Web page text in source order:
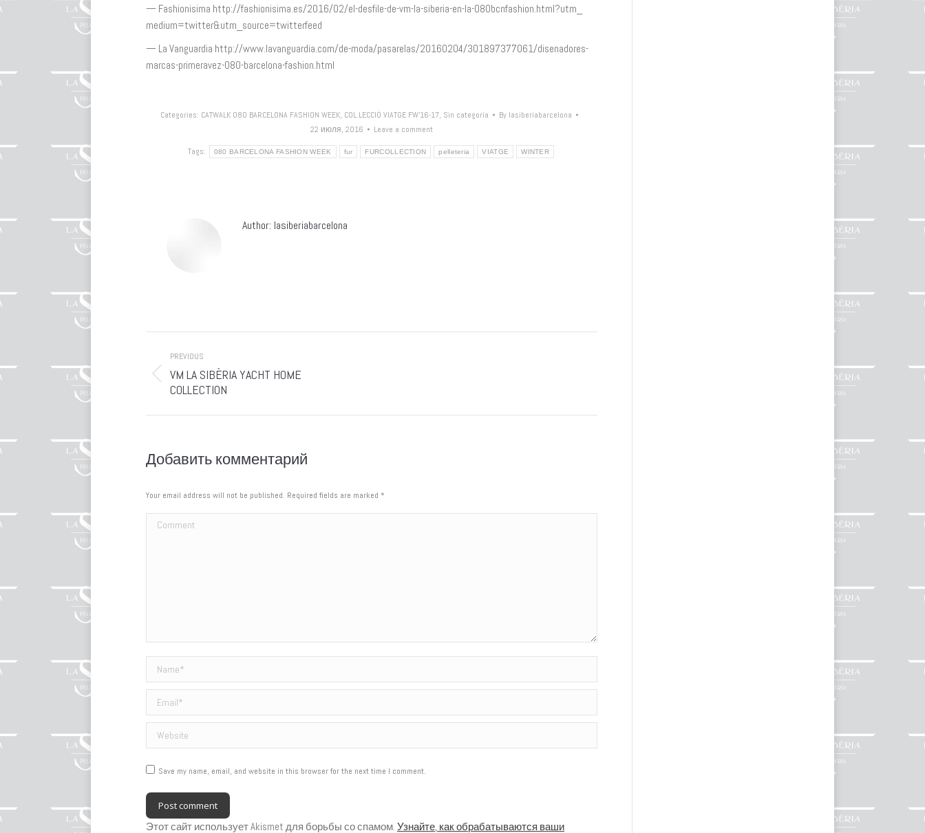
— Fashionisima http://fashionisima.es/2016/02/el-desfile-de-vm-la-siberia-en-la-080bcnfashion.html?utm_
medium=twitter&utm_source=twitterfeed
— La Vanguardia http://www.lavanguardia.com/de-moda/pasarelas/20160204/301897377061/disenadores-
marcas-primeravez-080-barcelona-fashion.html
Categories: CATWALK 080 BARCELONA FASHION WEEK, COL.LECCIÓ VIATGE FW'16-17, Sin categoría By lasiberiabarcelona
22 июля, 2016
Leave a comment
Tags:
080 BARCELONA FASHION WEEK fur FURCOLLECTION pelleteria VIATGE WINTER
Author: lasiberiabarcelona
navigation
PREVIOUS
Previous
post:
VM LA SIBÈRIA YACHT HOME
COLLECTION
Добавить комментарий
Your email address will not be published. Required fields are marked *
Comment
Name *
Email *
Website
Save my name, email, and website in this browser for the next time I comment.
Post comment
Этот сайт использует Akismet для борьбы со спамом. Узнайте, как обрабатываются ваши